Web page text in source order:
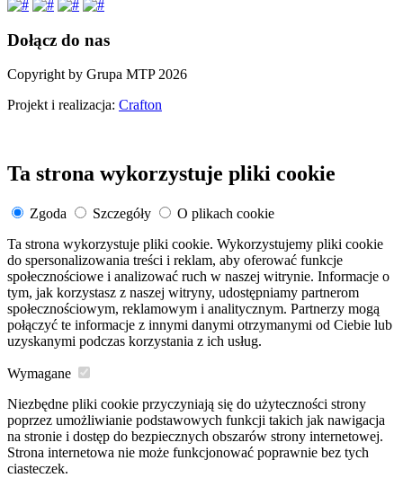
Dołącz do nas
Copyright by Grupa MTP 2026
Projekt i realizacja: Crafton
Ta strona wykorzystuje pliki cookie
Zgoda Szczegóły
O plikach cookie
Ta strona wykorzystuje pliki cookie. Wykorzystujemy pliki cookie
do spersonalizowania treści i reklam, aby oferować funkcje
społecznościowe i analizować ruch w naszej witrynie. Informacje o
tym, jak korzystasz z naszej witryny, udostępniamy partnerom
społecznościowym, reklamowym i analitycznym. Partnerzy mogą
połączyć te informacje z innymi danymi otrzymanymi od Ciebie lub
uzyskanymi podczas korzystania z ich usług.
Wymagane
Niezbędne pliki cookie przyczyniają się do użyteczności strony
poprzez umożliwianie podstawowych funkcji takich jak nawigacja
na stronie i dostęp do bezpiecznych obszarów strony internetowej.
Strona internetowa nie może funkcjonować poprawnie bez tych
ciasteczek.